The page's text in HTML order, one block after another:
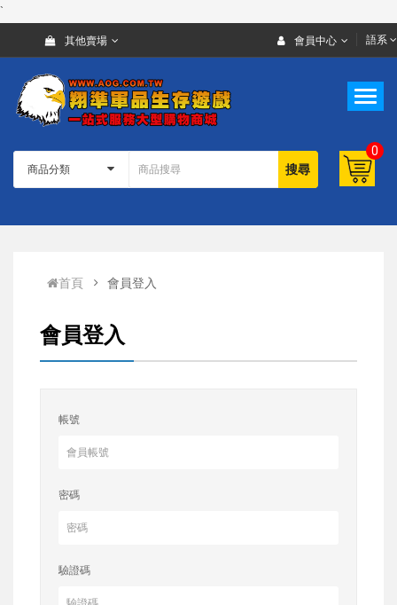
`
其他賣場 會員中心 語系
搜尋
0
首頁 會員登入
會員登入
帳號
密碼
驗證碼